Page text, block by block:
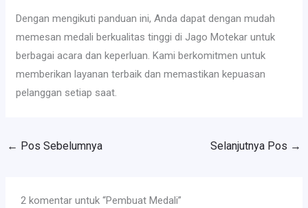
Dengan mengikuti panduan ini, Anda dapat dengan mudah
memesan medali berkualitas tinggi di Jago Motekar untuk
berbagai acara dan keperluan. Kami berkomitmen untuk
memberikan layanan terbaik dan memastikan kepuasan
pelanggan setiap saat.
← Pos Sebelumnya Selanjutnya Pos →
2 komentar untuk “Pembuat Medali”